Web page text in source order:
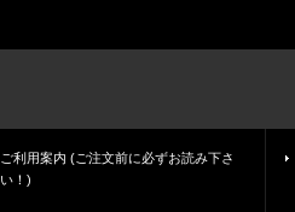
ご利用案内 (ご注文前に必ずお読み下さ
い！)